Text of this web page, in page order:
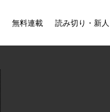
無料連載 読み切り・新人